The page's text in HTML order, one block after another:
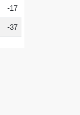
-17
-37